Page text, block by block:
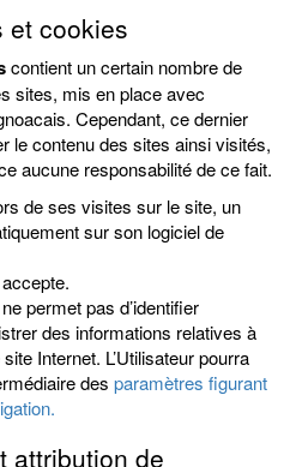
et cookies
contient un certain nombre de
sites, mis en place avec
Cependant, ce dernier
le contenu des sites ainsi visités,
aucune responsabilité de ce fait.
de ses visites sur le site, un
sur son logiciel de
permet pas d’identifier
des informations relatives à
Internet. L’Utilisateur pourra
des paramètres figurant
attribution de